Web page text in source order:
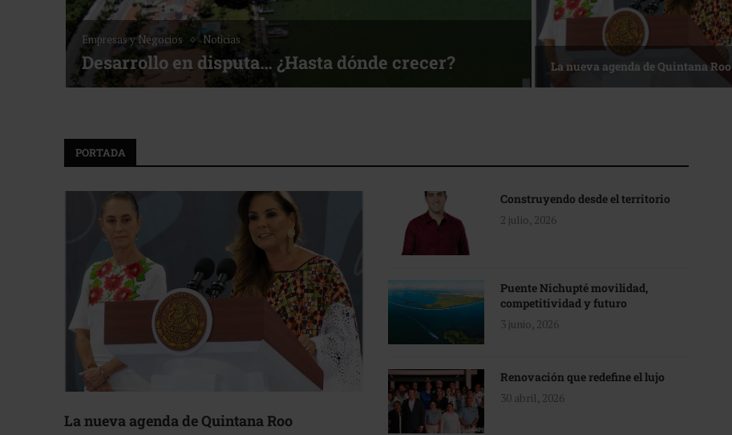
Empresas y Negocios Noticias
Desarrollo en disputa… ¿Hasta dónde crecer? La nueva agenda de Quintana Roo
PORTADA
La nueva agenda de Quintana Roo
Construyendo desde el territorio
2 julio, 2026
Puente Nichupté movilidad,
competitividad y futuro
3 junio, 2026
Renovación que redefine el lujo
30 abril, 2026